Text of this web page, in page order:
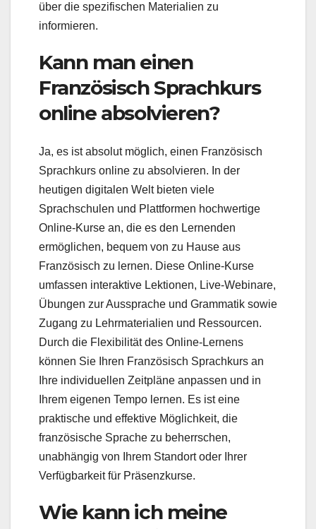
über die spezifischen Materialien zu
informieren.
Kann man einen
Französisch Sprachkurs
online absolvieren?
Ja, es ist absolut möglich, einen Französisch
Sprachkurs online zu absolvieren. In der
heutigen digitalen Welt bieten viele
Sprachschulen und Plattformen hochwertige
Online-Kurse an, die es den Lernenden
ermöglichen, bequem von zu Hause aus
Französisch zu lernen. Diese Online-Kurse
umfassen interaktive Lektionen, Live-Webinare,
Übungen zur Aussprache und Grammatik sowie
Zugang zu Lehrmaterialien und Ressourcen.
Durch die Flexibilität des Online-Lernens
können Sie Ihren Französisch Sprachkurs an
Ihre individuellen Zeitpläne anpassen und in
Ihrem eigenen Tempo lernen. Es ist eine
praktische und effektive Möglichkeit, die
französische Sprache zu beherrschen,
unabhängig von Ihrem Standort oder Ihrer
Verfügbarkeit für Präsenzkurse.
Wie kann ich meine